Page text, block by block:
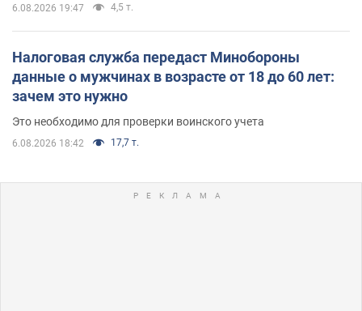
6.08.2026 19:47 4,5 т.
Налоговая служба передаст Минобороны
данные о мужчинах в возрасте от 18 до 60 лет:
зачем это нужно
Это необходимо для проверки воинского учета
6.08.2026 18:42 17,7 т.